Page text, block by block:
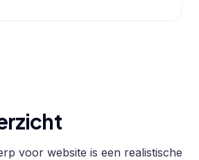
voor website is een realistische